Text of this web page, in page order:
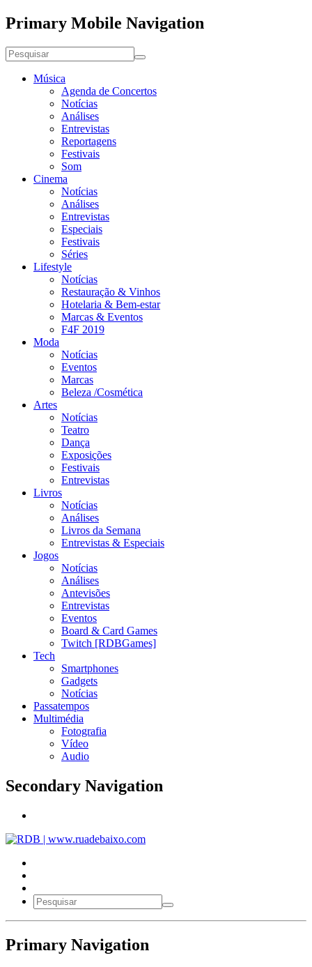
Primary Mobile Navigation
Música
Agenda de Concertos
Notícias
Análises
Entrevistas
Reportagens
Festivais
Som
Cinema
Notícias
Análises
Entrevistas
Especiais
Festivais
Séries
Lifestyle
Notícias
Restauração & Vinhos
Hotelaria & Bem-estar
Marcas & Eventos
F4F 2019
Moda
Notícias
Eventos
Marcas
Beleza /Cosmética
Artes
Notícias
Teatro
Dança
Exposições
Festivais
Entrevistas
Livros
Notícias
Análises
Livros da Semana
Entrevistas & Especiais
Jogos
Notícias
Análises
Antevisões
Entrevistas
Eventos
Board & Card Games
Twitch [RDBGames]
Tech
Smartphones
Gadgets
Notícias
Passatempos
Multimédia
Fotografia
Vídeo
Audio
Secondary Navigation
Primary Navigation